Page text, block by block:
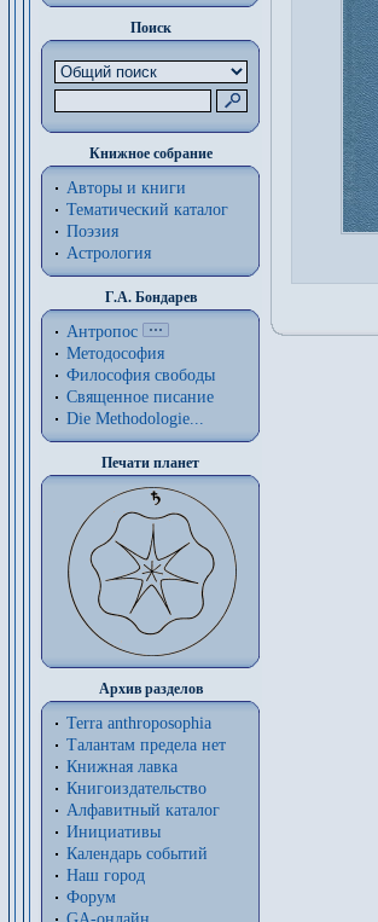
Поиск
Книжное собрание
Авторы и книги
Тематический каталог
Поэзия
Астрология
Г.А. Бондарев
Антропос
Методософия
Философия cвободы
Священное писание
Die Methodologie...
Печати планет
Архив разделов
Terra anthroposophia
Талантам предела нет
Книжная лавка
Книгоиздательство
Алфавитный каталог
Инициативы
Календарь событий
Наш город
Форум